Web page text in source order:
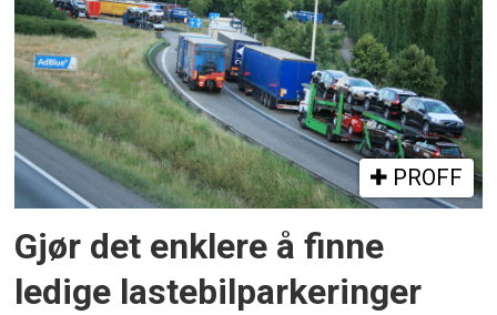
PROFF
Gjør det enklere å finne
ledige lastebilparkeringer